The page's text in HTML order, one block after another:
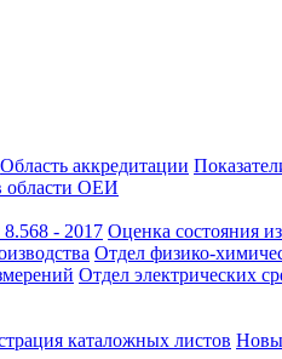
Область аккредитации
области ОЕИ
- 2017 Оценка состояния
Отдел физико-
Отдел электрических
каталожных листов